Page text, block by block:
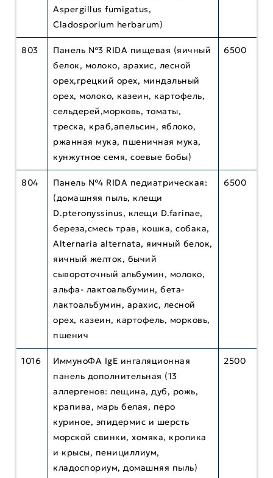
Aspergillus fumigatus,
Cladosporium herbarum)
803
Панель №3 RIDA пищевая (яичный
белок, молоко, арахис, лесной
орех,грецкий орех, миндальный
орех, молоко, казеин, картофель,
сельдерей,морковь, томаты,
треска, краб,апельсин, яблоко,
ржанная мука, пшеничная мука,
кунжутное семя, соевые бобы)
6500
804
Панель №4 RIDA педиатрическая:
(домашняя пыль, клещи
D.ptеronyssinus, клещи D.farinae,
береза,смесь трав, кошка, собака,
Alternaria alternata, яичный белок,
яичный желток, бычий
сывороточный альбумин, молоко,
альфа- лактоальбумин, бета-
лактоальбумин, арахис, лесной
орех, казеин, картофель, морковь,
пшенич
6500
1016
ИммуноФА IgE ингаляционная
панель дополнительная (13
аллергенов: лещина, дуб, рожь,
крапива, марь белая, перо
куриное, эпидермис и шерсть
морской свинки, хомяка, кролика
и крысы, пенициллиум,
кладоспориум, домашняя пыль)
2500